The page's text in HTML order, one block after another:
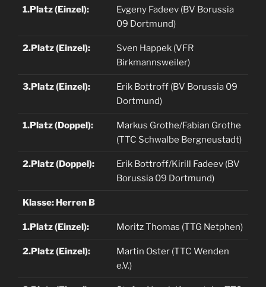
1.Platz (Einzel):
Evgeny Fadeev (BV Borussia
09 Dortmund)
2.Platz (Einzel):
Sven Happek (VFR
Birkmannsweiler)
3.Platz (Einzel):
Erik Bottroff (BV Borussia 09
Dortmund)
1.Platz (Doppel):
Markus Grothe/Fabian Grothe
(TTC Schwalbe Bergneustadt)
2.Platz (Doppel):
Erik Bottroff/Kirill Fadeev (BV
Borussia 09 Dortmund)
Klasse: Herren B
1.Platz (Einzel): Moritz Thomas (TTG Netphen)
2.Platz (Einzel):
Martin Oster (TTC Wenden
e.V.)